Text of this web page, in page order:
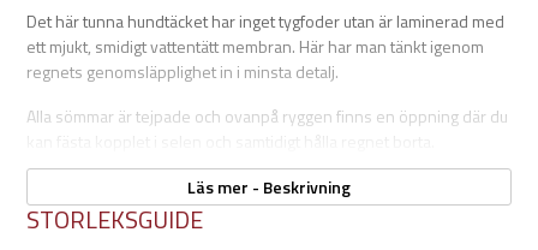
Det här tunna hundtäcket har inget tygfoder utan är laminerad med
ett mjukt, smidigt vattentätt membran. Här har man tänkt igenom
regnets genomsläpplighet in i minsta detalj.
Alla sömmar är tejpade och ovanpå ryggen finns en öppning där du
Mudventure täcket är justerbart runt midjan, kragen, bröstet och
rygglängden för att garantera god passform, och tack vare öglorna
på bakbenen håller hundens täcke på plats.
Läs mer - Beskrivning
STORLEKSGUIDE